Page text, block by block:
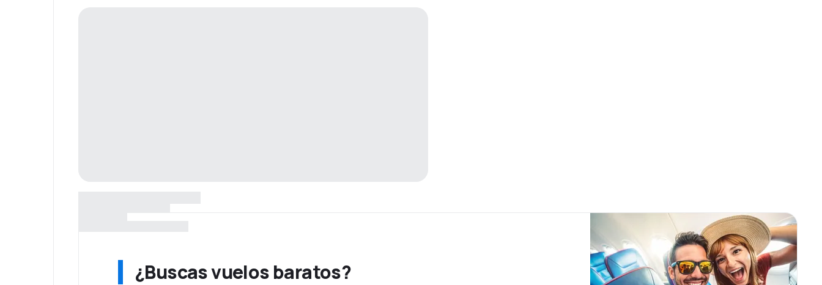
¿Buscas vuelos baratos?